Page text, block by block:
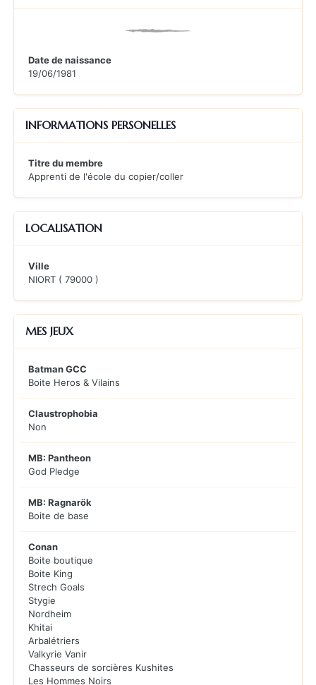
Date de naissance
19/06/1981
INFORMATIONS PERSONELLES
Titre du membre
Apprenti de l'école du copier/coller
LOCALISATION
Ville
NIORT ( 79000 )
MES JEUX
Batman GCC
Boite Heros & Vilains
Claustrophobia
Non
MB: Pantheon
God Pledge
MB: Ragnarök
Boite de base
Conan
Boite boutique
Boite King
Strech Goals
Stygie
Nordheim
Khitai
Arbalétriers
Valkyrie Vanir
Chasseurs de sorcières Kushites
Les Hommes Noirs